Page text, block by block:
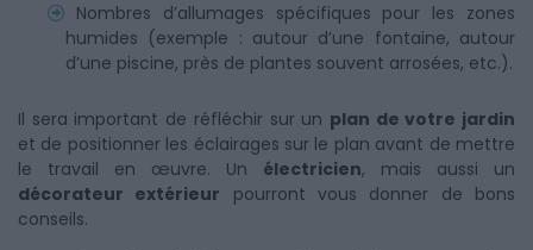
Nombres d’allumages spécifiques pour les zones
humides (exemple : autour d’une fontaine, autour
d’une piscine, près de plantes souvent arrosées, etc.).
Il sera important de réfléchir sur un plan de votre jardin
et de positionner les éclairages sur le plan avant de mettre
le travail en œuvre. Un électricien, mais aussi un
décorateur extérieur pourront vous donner de bons
conseils.